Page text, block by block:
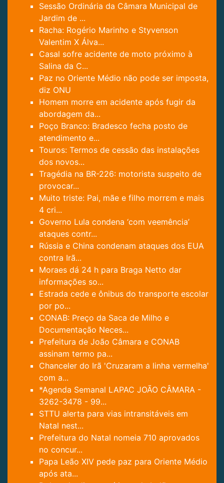
Sessão Ordinária da Câmara Municipal de
Jardim de ...
Racha: Rogério Marinho e Styvenson
Valentim X Álva...
Casal sofre acidente de moto próximo à
Salina da C...
Paz no Oriente Médio não pode ser imposta,
diz ONU
Homem morre em acidente após fugir da
abordagem da...
Poço Branco: Bradesco fecha posto de
atendimento e...
Touros: Termos de cessão das instalações
dos novos...
Tragédia na BR-226: motorista suspeito de
provocar...
Muito triste: Pai, mãe e filho morrɛm e mais
4 cri...
Governo Lula condena ‘com veemência’
ataques contr...
Rússia e China condenam ataques dos EUA
contra Irã...
Moraes dá 24 h para Braga Netto dar
informações so...
Estrada cede e ônibus do transporte escolar
por po...
CONAB: Preço da Saca de Milho e
Documentação Neces...
Prefeitura de João Câmara e CONAB
assinam termo pa...
Chanceler do Irã 'Cruzaram a linha vermelha'
com a...
*Agenda Semanal LAPAC JOÃO CÂMARA -
3262-3478 - 99...
STTU alerta para vias intransitáveis em
Natal nest...
Prefeitura do Natal nomeia 710 aprovados
no concur...
Papa Leão XIV pede paz para Oriente Médio
após ata...